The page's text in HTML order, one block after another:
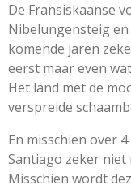
De Fransiskaanse
Nibelungensteig
komende jaren
eerst maar even
Het land met de
verspreide
En misschien over
Santiago zeker niet
Misschien wordt